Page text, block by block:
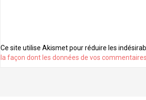
Ce site utilise Akismet pour réduire les
la façon dont les données de vos